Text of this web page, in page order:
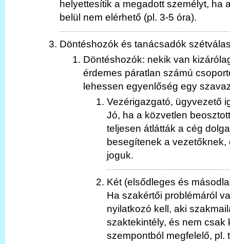
helyettesítik a megadott személyt, ha
belül nem elérhető (pl. 3-5 óra).
Döntéshozók és tanácsadók
Döntéshozók: nekik van
érdemes páratlan számú
lehessen egyenlőség egy
Vezérigazgató, ügyvezető
Jó, ha a közvetlen
teljesen átlátták a cég
besegítenek a
joguk.
Két (elsődleges és
Ha szakértői problémáról
nyilatkozó kell, aki
szaktekintély, és nem csak
szempontból megfelelő, pl.